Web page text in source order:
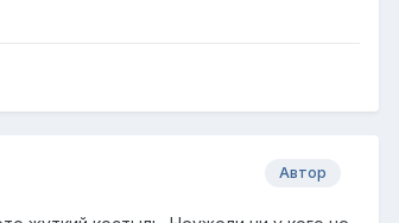
Автор